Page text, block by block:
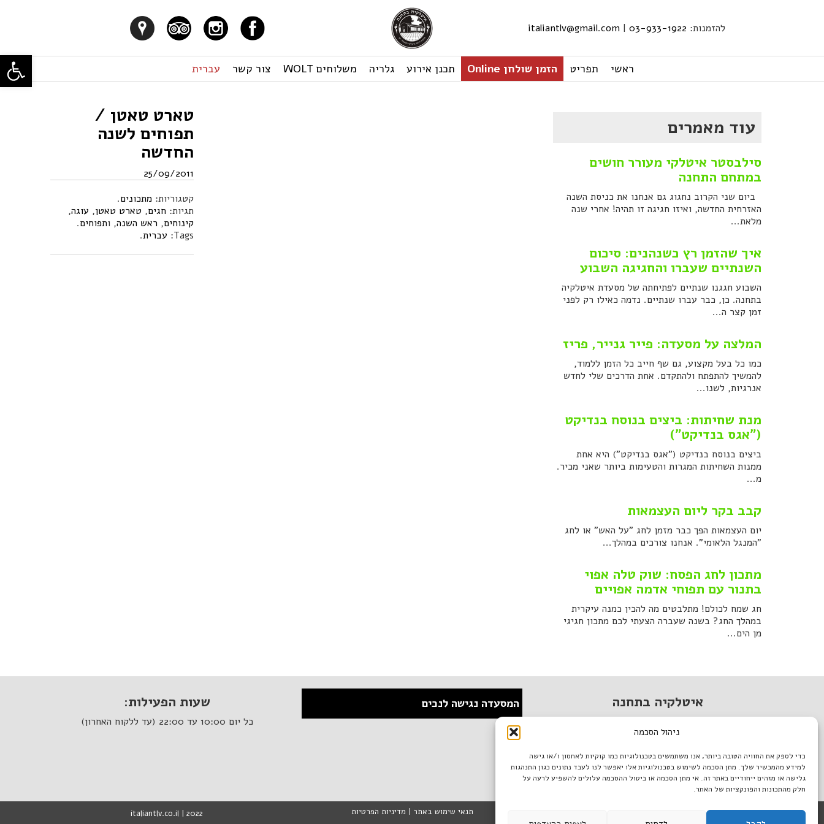
פתח
ניהול הסכמה
כדי לספק את החוויה הטובה ביותר, אנו משתמשים בטכנולוגיות כמו קוקיות לאחסון ו/או גישה
למידע מהמכשיר שלך. מתן הסכמה לשימוש בטכנולוגיות אלו יאפשר לנו לעבד נתונים כגון התנהגות
גלישה או מזהים ייחודיים באתר זה. אי מתן הסכמה או ביטול ההסכמה עלולים להשפיע לרעה על
חלק מהתכונות והפונקציות של האתר.
להזמנות: 03-933-1922
|
italiantlv@gmail.com
ראשי תפריט הזמן שולחן Online תכנן אירוע גלריה משלוחים WOLT צור קשר עברית
טארט טאטן /
תפוחים לשנה
החדשה
25/09/2011
קטגוריות: מתכונים.
תגיות: חגים, טארט טאטן, עוגה,
קינוחים, ראש השנה, ותפוחים.
Tags: עברית.
עוד מאמרים
סילבסטר איטלקי מעורר חושים
במתחם התחנה
ביום שני הקרוב נחגוג גם אנחנו את כניסת השנה
האזרחית החדשה, ואיזו חגיגה זו תהיה! אחרי שנה
מלאת...
איך שהזמן רץ כשנהנים: סיכום
השנתיים שעברו והחגיגה השבוע
השבוע חגגנו שנתיים לפתיחתה של מסעדת איטלקיה
בתחנה. כן, כבר עברו שנתיים. נדמה כאילו רק לפני
זמן קצר ה...
המלצה על מסעדה: פייר גנייר, פריז
כמו כל בעל מקצוע, גם שף חייב כל הזמן ללמוד,
להמשיך להתפתח ולהתקדם. אחת הדרכים שלי לחדש
אנרגיות, לשנו...
מנת שחיתות: ביצים בנוסח בנדיקט
("אגס בנדיקט")
ביצים בנוסח בנדיקט ("אגס בנדיקט") היא אחת
ממנות השחיתות המגרות והטעימות ביותר שאני מכיר.
מ...
קבב בקר ליום העצמאות
יום העצמאות הפך כבר מזמן לחג "על האש" או לחג
"המנגל הלאומי". אנחנו צורכים במהלך...
מתכון לחג הפסח: שוק טלה אפוי
בתנור עם תפוחי אדמה אפויים
חג שמח לכולם! מתלבטים מה להכין כמנה עיקרית
במהלך החג? בשנה שעברה הצעתי לכם מתכון חגיגי
מן הים...
שעות הפעילות:
כל יום 10:00 עד 22:00 (עד ללקוח האחרון)
המסעדה נגישה לנכים איטלקיה בתחנה
italiantlv@gmail.com
דרושים באיטלקיה
italiantlv.co.il | 2022 תנאי שימוש באתר | מדיניות הפרטיות